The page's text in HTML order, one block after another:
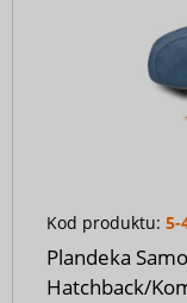
Kod produktu: 5-
Plandeka
Hatchback/